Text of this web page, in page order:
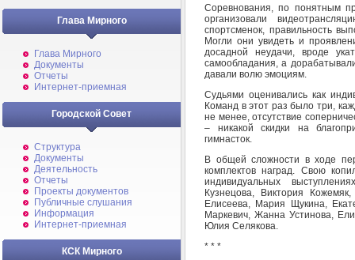
Глава Мирного
Глава Мирного
Документы
Отчеты
Интернет-приемная
Городской Совет
Структура
Документы
Деятельность
Отчеты
Проекты документов
Публичные слушания
Информация
Интернет-приемная
КСК Мирного
Соревнования, по понятным
организовали
спортсменок, правильность
Могли они увидеть и
досадной неудачи, вроде
самообладания, а
давали волю эмоциям.
Судьями оценивались как
Команд в этот раз было три,
не менее, отсутствие
– никакой скидки на
гимнасток.
В общей сложности в ходе
комплектов наград. Свою
индивидуальных
Кузнецова, Виктория
Елисеева, Мария Щукина,
Маркевич, Жанна Устинова,
Юлия Селякова.
* * *